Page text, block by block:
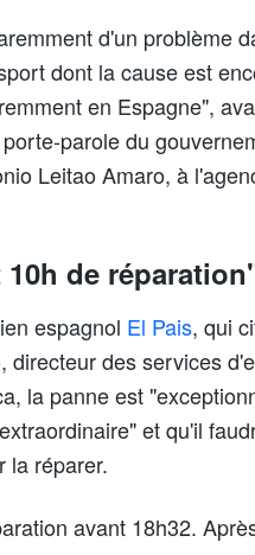
d'un problème
dont la cause est
en Espagne",
parole du
Leitao Amaro, à
10h de
espagnol El Pais, qui
directeur des services
la panne est
et qu'il
la réparer.
avant 18h32.